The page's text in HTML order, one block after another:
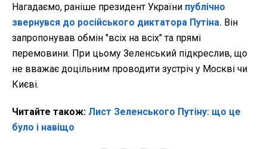
Нагадаємо, раніше президент України публічно
звернувся до російського диктатора Путіна. Він
запропонував обмін "всіх на всіх" та прямі
перемовини. При цьому Зеленський підкреслив, що
не вважає доцільним проводити зустріч у Москві чи
Києві.
Читайте також: Лист Зеленського Путіну: що це
було і навіщо